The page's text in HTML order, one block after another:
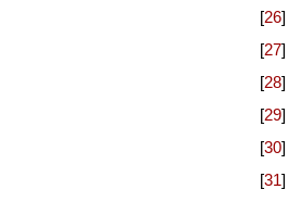
[26]
[27]
[28]
[29]
[30]
[31]